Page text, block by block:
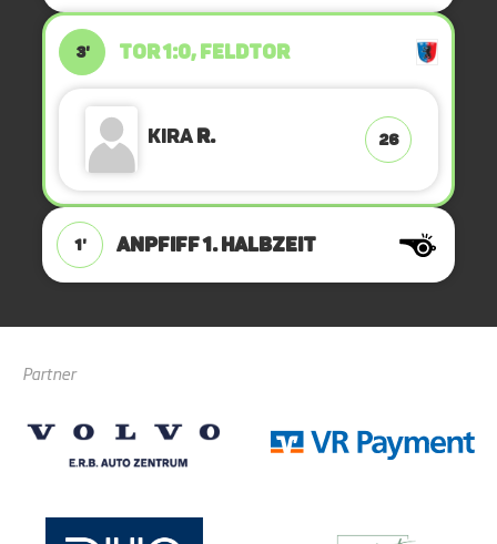
3' TOR 1:0, FELDTOR
KiraR. 26
1' ANPFIFF 1. Halbzeit
Partner